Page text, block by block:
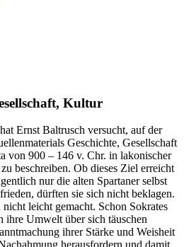
Kultur
Ernst Baltrusch versucht, auf der
Geschichte, Gesellschaft
von 900 – 146 v. Chr. in lakonischer
beschreiben. Ob dieses Ziel erreicht
nur die alten Spartaner selbst
dürften sie sich nicht beklagen.
leicht gemacht. Schon Sokrates
ihre Umwelt über sich täuschen
ihrer Stärke und Weisheit